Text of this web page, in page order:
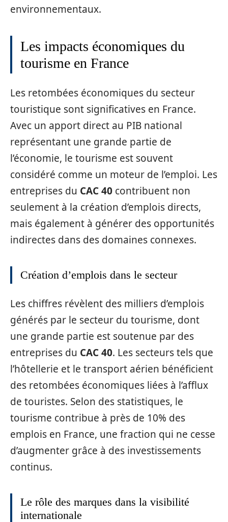
environnementaux.
Les impacts économiques du
tourisme en France
Les retombées économiques du secteur
touristique sont significatives en France.
Avec un apport direct au PIB national
représentant une grande partie de
l’économie, le tourisme est souvent
considéré comme un moteur de l’emploi. Les
entreprises du CAC 40 contribuent non
seulement à la création d’emplois directs,
mais également à générer des opportunités
indirectes dans des domaines connexes.
Création d’emplois dans le secteur
Les chiffres révèlent des milliers d’emplois
générés par le secteur du tourisme, dont
une grande partie est soutenue par des
entreprises du CAC 40. Les secteurs tels que
l’hôtellerie et le transport aérien bénéficient
des retombées économiques liées à l’afflux
de touristes. Selon des statistiques, le
tourisme contribue à près de 10% des
emplois en France, une fraction qui ne cesse
d’augmenter grâce à des investissements
continus.
Le rôle des marques dans la visibilité
internationale